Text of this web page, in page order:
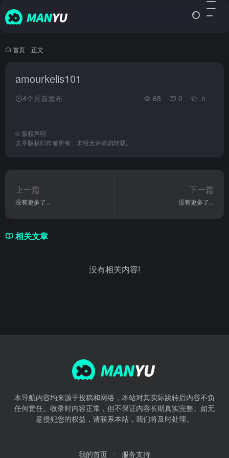
首页 正文
amourkelis101
4个月前发布 68 0 0
© 版权声明
文章版权归作者所有，未经允许请勿转载。
上一篇
没有更多了...
下一篇
没有更多了...
相关文章
没有相关内容!
本导航内容均来源于投稿和网络，本站对其实际跳转后内容不负
任何责任。收录时内容正常，但不保证内容长期真实完整。如无
意侵犯您的权益，请联系本站，我们将及时处理。
我的首页 服务支持